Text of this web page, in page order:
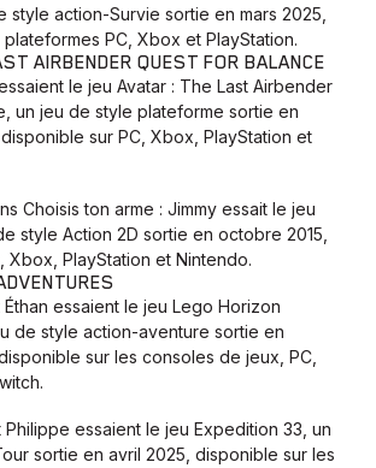
style action-Survie sortie en mars 2025,
PC, Xbox et PlayStation.
AIRBENDER QUEST FOR BALANCE
le jeu Avatar : The Last Airbender
un jeu de style plateforme sortie en
sur PC, Xbox, PlayStation et
Choisis ton arme : Jimmy essait le jeu
style Action 2D sortie en octobre 2015,
Xbox, PlayStation et Nintendo.
essaient le jeu Lego Horizon
de style action-aventure sortie en
sur les consoles de jeux, PC,
essaient le jeu Expedition 33, un
sortie en avril 2025, disponible sur les